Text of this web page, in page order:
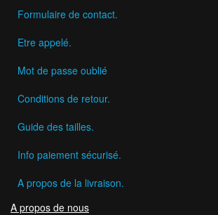
Formulaire de contact.
Etre appelé.
Mot de passe oublié
Conditions de retour.
Guide des tailles.
Info paiement sécurisé.
A propos de la livraison.
A propos de nous